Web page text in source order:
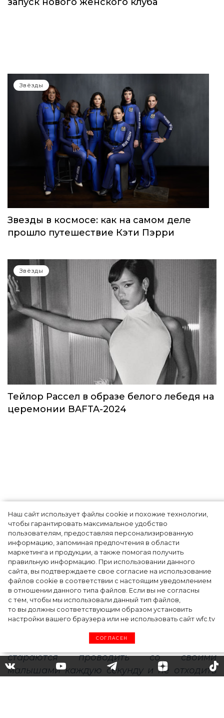
Наш сайт использует файлы cookie и похожие технологии,
чтобы гарантировать максимальное удобство
пользователям, предоставляя персонализированную
информацию, запоминая предпочтения в области
маркетинга и продукции, а также помогая получить
правильную информацию. При использовании данного
сайта, вы подтверждаете свое согласие на использование
файлов cookie в соответствии с настоящим уведомлением
в отношении данного типа файлов. Если вы не согласны
с тем, чтобы мы использовали данный тип файлов,
то вы должны соответствующим образом установить
настройки вашего браузера или не использовать сайт wfc.tv
СОГЛАСЕН
Звёзды
WOMEN’S WORLD: в Москве прошел
запуск нового женского клуба
Звёзды
Звезды в космосе: как на самом деле
прошло путешествие Кэти Пэрри
Тейлор Рассел в образе белого лебедя на
церемонии BAFTA-2024
Настольные игры и